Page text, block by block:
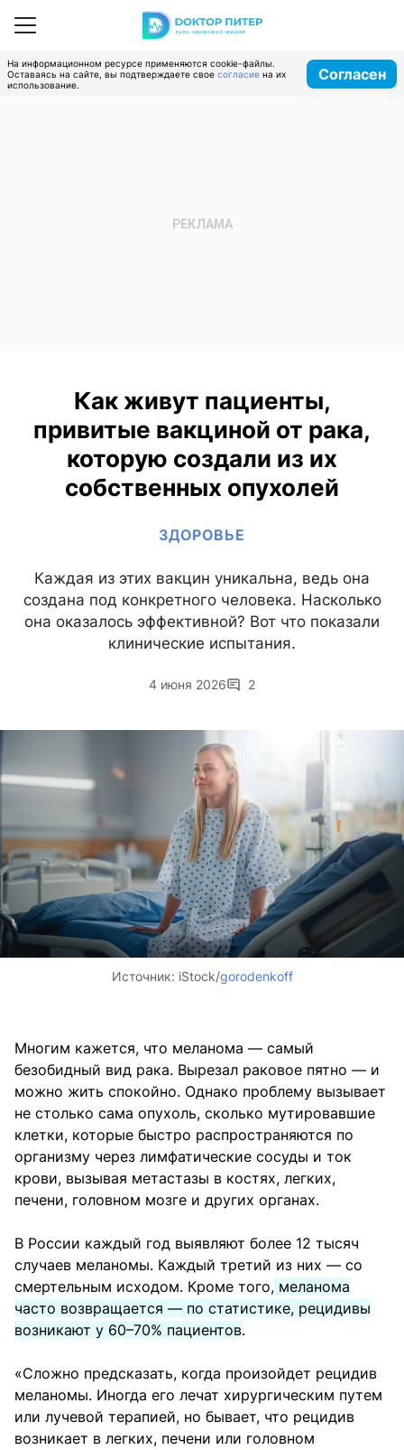
На информационном ресурсе применяются cookie-файлы.
Оставаясь на сайте, вы подтверждаете свое согласие на их
использование.
Согласен
Как живут пациенты,
привитые вакциной от рака,
которую создали из их
собственных опухолей
ЗДОРОВЬЕ
Каждая из этих вакцин уникальна, ведь она
создана под конкретного человека. Насколько
она оказалось эффективной? Вот что показали
клинические испытания.
4 июня 2026 2
Источник: iStock/gorodenkoff
Многим кажется, что меланома — самый
безобидный вид рака. Вырезал раковое пятно — и
можно жить спокойно. Однако проблему вызывает
не столько сама опухоль, сколько мутировавшие
клетки, которые быстро распространяются по
организму через лимфатические сосуды и ток
крови, вызывая метастазы в костях, легких,
печени, головном мозге и других органах.
В России каждый год выявляют более 12 тысяч
случаев меланомы. Каждый третий из них — со
смертельным исходом. Кроме того, меланома
часто возвращается — по статистике, рецидивы
возникают у 60–70% пациентов.
«Сложно предсказать, когда произойдет рецидив
меланомы. Иногда его лечат хирургическим путем
или лучевой терапией, но бывает, что рецидив
возникает в легких, печени или головном